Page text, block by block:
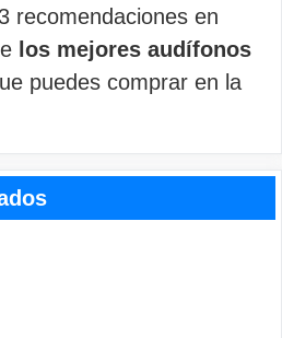
recomendaciones en
los mejores audífonos
puedes comprar en la